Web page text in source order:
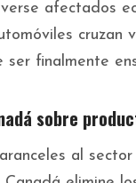
afectados
cruzan
finalmente
sobre
al